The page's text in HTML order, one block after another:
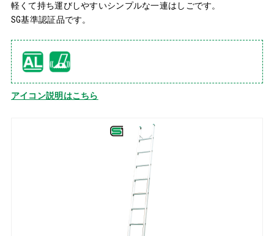
軽くて持ち運びしやすいシンプルな一連はしごです。
SG基準認証品です。
アイコン説明はこちら